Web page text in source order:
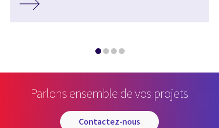
Parlons ensemble de vos projets
contactez-nous